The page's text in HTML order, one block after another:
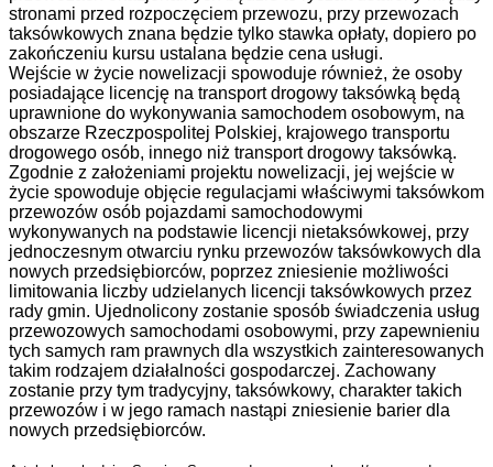
stronami przed rozpoczęciem przewozu, przy przewozach
taksówkowych znana będzie tylko stawka opłaty, dopiero po
zakończeniu kursu ustalana będzie cena usługi.
Wejście w życie nowelizacji spowoduje również, że osoby
posiadające licencję na transport drogowy taksówką będą
uprawnione do wykonywania samochodem osobowym, na
obszarze Rzeczpospolitej Polskiej, krajowego transportu
drogowego osób, innego niż transport drogowy taksówką.
Zgodnie z założeniami projektu nowelizacji, jej wejście w
życie spowoduje objęcie regulacjami właściwymi taksówkom
przewozów osób pojazdami samochodowymi
wykonywanych na podstawie licencji nietaksówkowej, przy
jednoczesnym otwarciu rynku przewozów taksówkowych dla
nowych przedsiębiorców, poprzez zniesienie możliwości
limitowania liczby udzielanych licencji taksówkowych przez
rady gmin. Ujednolicony zostanie sposób świadczenia usług
przewozowych samochodami osobowymi, przy zapewnieniu
tych samych ram prawnych dla wszystkich zainteresowanych
takim rodzajem działalności gospodarczej. Zachowany
zostanie przy tym tradycyjny, taksówkowy, charakter takich
przewozów i w jego ramach nastąpi zniesienie barier dla
nowych przedsiębiorców.